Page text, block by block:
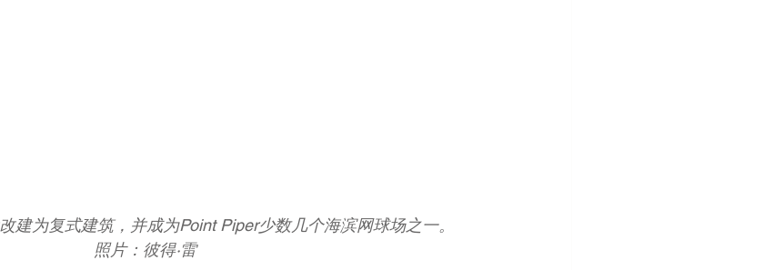
建为复式建筑，并成为Point Piper少数几个海滨网球场之一。
照片：彼得·雷